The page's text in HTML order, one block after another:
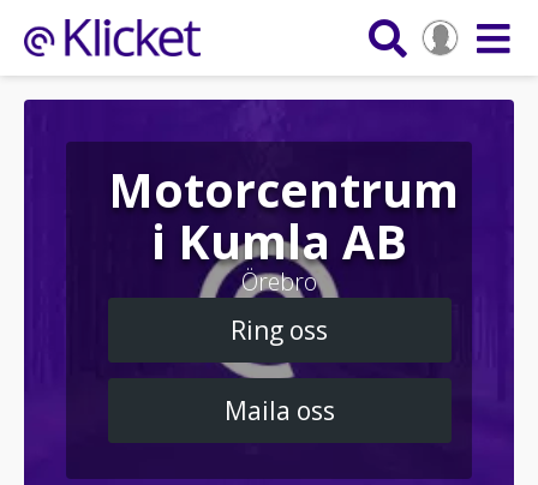
Motorcentrum
i Kumla AB
Örebro
Ring oss
Maila oss